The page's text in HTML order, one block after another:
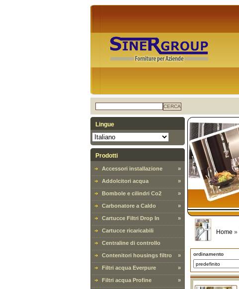
CERCA
Lingue
Prodotti
Accessori installazione »
Addolcitori acqua »
Bombole e cilindri Co2 »
Carbonatore a Caldo »
Cartucce Filtri Drop In »
Cartucce ricaricabili
Centraline di controllo
Contenitori housings filtro »
Filtri acqua Everpure »
Filtri acqua Profine »
Home »
ordinamento